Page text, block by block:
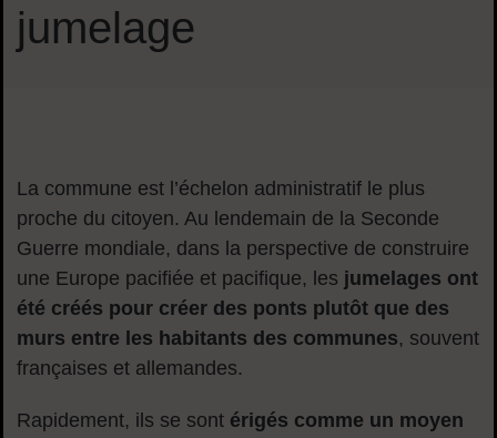
jumelage
La commune est l’échelon administratif le plus
proche du citoyen. Au lendemain de la Seconde
Guerre mondiale, dans la perspective de construire
une Europe pacifiée et pacifique, les jumelages ont
été créés pour créer des ponts plutôt que des
murs entre les habitants des communes, souvent
françaises et allemandes.
Rapidement, ils se sont érigés comme un moyen